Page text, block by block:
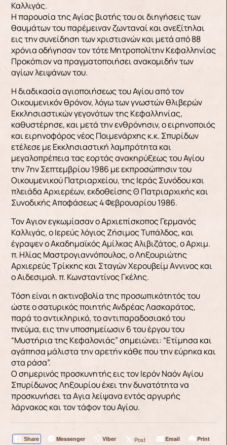
Καλλιγάς.
Η παρουσία της Αγίας βιοτής του οι διηγήσεις των
θαυμάτων του παρέμειναν ζωνταναί και ανεξίτηλαι
εις την συνείδηση των χριστιανών και μετά από 88
χρόνια οδήγησαν τον τότε Μητροπολίτην Κεφαλληνίας
Προκόπιον να πραγματοποιήσει ανακομιδήν των
αγίων λειψάνων του.
Η διαδικασία αγιοποιήσεως του Αγίου από τον
Οικουμενικόν θρόνον, λόγω των γνωστών θλιβερών
Εκκλησιαστικών γεγονότων της Κεφαλληνίας,
καθυστέρησε, και μετά την ενθρόνησιν, ο ειρηνοποιός
και ειρηνοφόρος νέος Ποιμενάρχης κ.κ. Σπυρίδων
ετέλεσε με Εκκλησιαστική λαμπρότητα και
μεγαλοπρέπεια τας εορτάς ανακηρύξεως του Αγίου
την 7ην Σεπτεμβρίου 1986 με εκπροσώπησιν του
Οικουμενικού Πατριαρχείου, της Ιεράς Συνόδου και
πλειάδα Αρχιερέων, εκδοθείσης Θ Πατριαρχικής και
Συνοδικής Αποφάσεως 4 Φεβρουαρίου 1986.
Τον Aγιον εγκωμίασαν ο Αρχιεπίσκοπος Γερμανός
Καλλιγάς, ο Ιερεύς λόγιος Ζήσιμος Τυπάλδος, και
έγραψεν ο Ακαδημαϊκός Αμίλκας Αλιβιζάτος, ο Αρχιμ.
π. Ηλίας Μαστρογιαννόπουλος, ο Ληξουριώτης
Αρχιερεύς Τρίκκης και Σταγών Χερουβείμ Aννινος και
ο Αιδεσιμολ. π. Κωνσταντίνος Γκέλης.
Τόση είναι η ακτινοβολία της προσωπικότητός του
ώστε ο σατυρικός ποιητής Ανδρέας Λασκαράτος,
παρά το αντικληρικό, το αντιπαραδοσιακό του
πνεύμα, εις την υποσημείωσιν 6 του έργου του
“Μυστήρια της Κεφαλονιάς” σημειώνει: “Ετίμησα και
αγάπησα μάλιστα την αρετήν κάθε που την εύρηκα και
στα ράσα”.
Ο σημερινός προσκυνητής εις τον Ιερόν Ναόν Αγίου
Σπυρίδωνος Ληξουρίου έχει την δυνατότητα να
προσκυνήσει τα Aγια λείψανα εντός αργυρής
λάρνακος και τον τάφον του Αγίου.
Share Messenger Viber Post Email Print